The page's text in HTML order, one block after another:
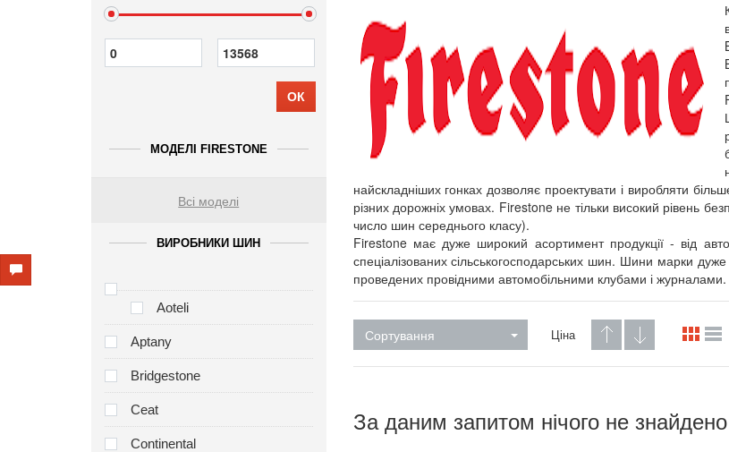
ОК
МОДЕЛІ FIRESTONE
Всі моделі
ВИРОБНИКИ ШИН
Aoteli
Aptany
Bridgestone
Ceat
Continental
найскладніших гонках дозволяє проектувати і виробляти
різних дорожніх умовах. Firestone не тільки високий рівень
число шин середнього класу).
Firestone має дуже широкий асортимент продукції - від
спеціалізованих сільськогосподарських шин. Шини марки
проведених провідними автомобільними клубами і журналами.
Сортування Ціна
За даним запитом нічого не знайдено